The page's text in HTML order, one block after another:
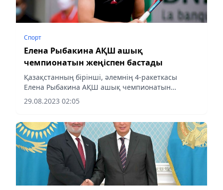
Спорт
Елена Рыбакина АҚШ ашық
чемпионатын жеңіспен бастады
Қазақстанның бірінші, әлемнің 4-ракеткасы
Елена Рыбакина АҚШ ашық чемпионатын
жеңіспен бастады, деп хабарлайды Almaty-
akshamy.kz.
29.08.2023 02:05